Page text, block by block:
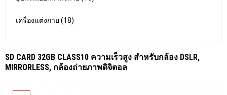
เครื่องแต่งกาย (18)
SD CARD 32GB CLASS10 ความเร็วสูง สำหรับกล้อง DSLR,
MIRRORLESS, กล้องถ่ายภาพดิจิตอล